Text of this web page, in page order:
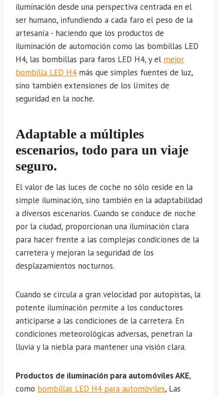
iluminación desde una perspectiva centrada en el
ser humano, infundiendo a cada faro el peso de la
artesanía - haciendo que los productos de
iluminación de automoción como las bombillas LED
H4, las bombillas para faros LED H4, y el mejor
bombilla LED H4más que simples fuentes de luz,
sino también extensiones de los límites de
seguridad en la noche.
Adaptable a múltiples
escenarios, todo para un viaje
seguro.
El valor de las luces de coche no sólo reside en la
simple iluminación, sino también en la adaptabilidad
a diversos escenarios. Cuando se conduce de noche
por la ciudad, proporcionan una iluminación clara
para hacer frente a las complejas condiciones de la
carretera y mejoran la seguridad de los
desplazamientos nocturnos.
Cuando se circula a gran velocidad por autopistas, la
potente iluminación permite a los conductores
anticiparse a las condiciones de la carretera. En
condiciones meteorológicas adversas, penetran la
lluvia y la niebla para mantener una visión clara.
Productos de iluminación para automóviles AKE,
como bombillas LED H4 para automóviles, Las